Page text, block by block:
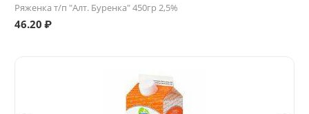
Ряженка т/п "Алт. Буренка" 450гр 2,5%
46.20 ₽